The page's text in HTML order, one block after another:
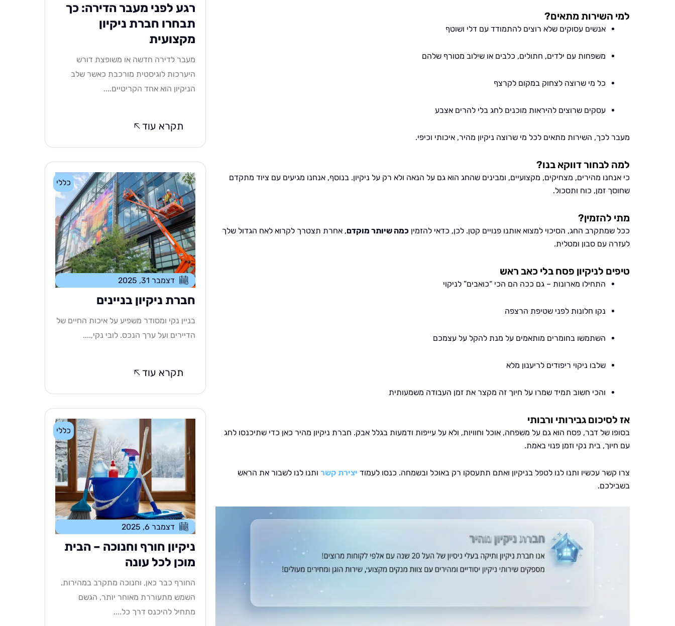
למי השירות מתאים?
אנשים עסוקים שלא רוצים להתמודד עם דלי ושוטף
משפחות עם ילדים, חתולים, כלבים או שילוב מטורף שלהם
כל מי שרוצה לצחוק במקום לקרצף
עסקים שרוצים להיראות מוכנים לחג בלי להרים אצבע
מעבר לכך, השירות מתאים לכל מי שרוצה ניקיון מהיר, איכותי וכיפי.
למה לבחור דווקא בנו?
כי אנחנו מהירים, מצחיקים, מקצועיים, ומבינים שהחג הוא גם על הנאה ולא רק על ניקיון. בנוסף, אנחנו מגיעים עם ציוד מתקדם
שחוסך זמן, כוח ותסכול.
מתי להזמין?
ככל שמתקרב החג, הסיכוי למצוא אותנו פנויים קטן. לכן, כדאי להזמין כמה שיותר מוקדם, אחרת תצטרך לקרוא לאח הגדול שלך
לעזרה עם סבון ומטלית.
טיפים לניקיון פסח בלי כאב ראש
התחילו מארונות – גם ככה הם הכי “כואבים” לניקוי
נקו חלונות לפני שטיפת הרצפה
השתמשו בחומרים מותאמים על מנת להקל על עצמכם
שלבו ניקוי ריפודים לריענון מלא
והכי חשוב תמיד שמרו על חיוך זה מקצר את זמן העבודה משמעותית
אז לסיכום גבירותי ורבותי
בסופו של דבר, פסח הוא גם על משפחה, אוכל וחוויות, ולא על עייפות ודמעות בגלל אבק. חברת ניקיון מהיר כאן כדי שתיכנסו לחג
עם חיוך, בית נקי וזמן פנוי באמת.
צרו קשר עכשיו ותנו לנו לטפל בניקיון ואתם תתעסקו רק באוכל ובשמחה. כנסו לעמוד יצירת קשר ותנו לנו לשבור את הראש
בשבילכם.
רגע לפני מעבר הדירה: כך
תבחרו חברת ניקיון
מקצועית
מעבר לדירה חדשה או משופצת דורש
היערכות לוגיסטית מורכבת כאשר שלב
הניקיון הוא אחד הקריטיים....
תקרא עוד
כללי
דצמבר 31, 2025
חברת ניקיון בניינים
בניין נקי ומסודר משפיע על איכות החיים של
הדיירים ועל ערך הנכס. לובי נקי,....
תקרא עוד
כללי
דצמבר 6, 2025
ניקיון חורף וחנוכה – הבית
מוכן לכל עונה
החורף כבר כאן, וחנוכה מתקרב במהירות.
השמש מתעוררת מאוחר יותר, הגשם
מתחיל להיכנס דרך כל....